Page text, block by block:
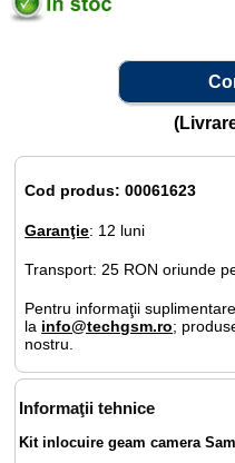
Cod produs: 00061623
Garanţie: 12 luni
Transport: 25 RON oriunde
Pentru informaţii
la info@techgsm.ro;
nostru.
Informaţii tehnice
Kit inlocuire geam camera